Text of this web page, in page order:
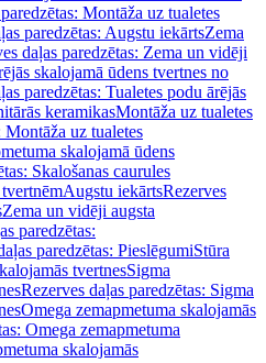
Montāža uz tualetes
paredzētas: Augstu iekārtsZema
daļas paredzētas: Zema un vidēji
skalojamā ūdens tvertnes no
paredzētas: Tualetes podu ārējās
keramikasMontāža uz tualetes
Montāža uz tualetes
skalojamā ūdens
Skalošanas caurules
Augstu iekārtsRezerves
Zema un vidēji augsta
paredzētas:
paredzētas: PieslēgumiStūra
tvertnesSigma
Rezerves daļas paredzētas: Sigma
Omega zemapmetuma skalojamās
Omega zemapmetuma
skalojamās